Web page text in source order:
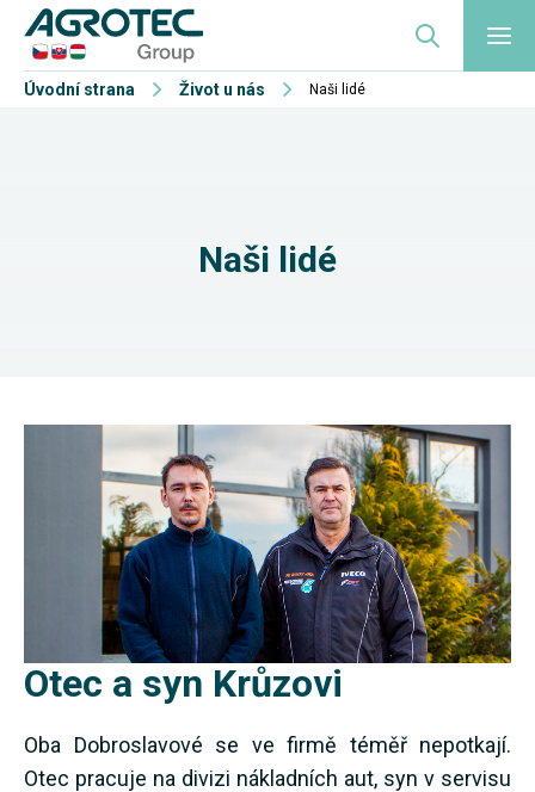
Úvodní strana Život u nás Naši lidé
Naši lidé
Otec a syn Krůzovi
Oba Dobroslavové se ve firmě téměř nepotkají.
Otec pracuje na divizi nákladních aut, syn v servisu